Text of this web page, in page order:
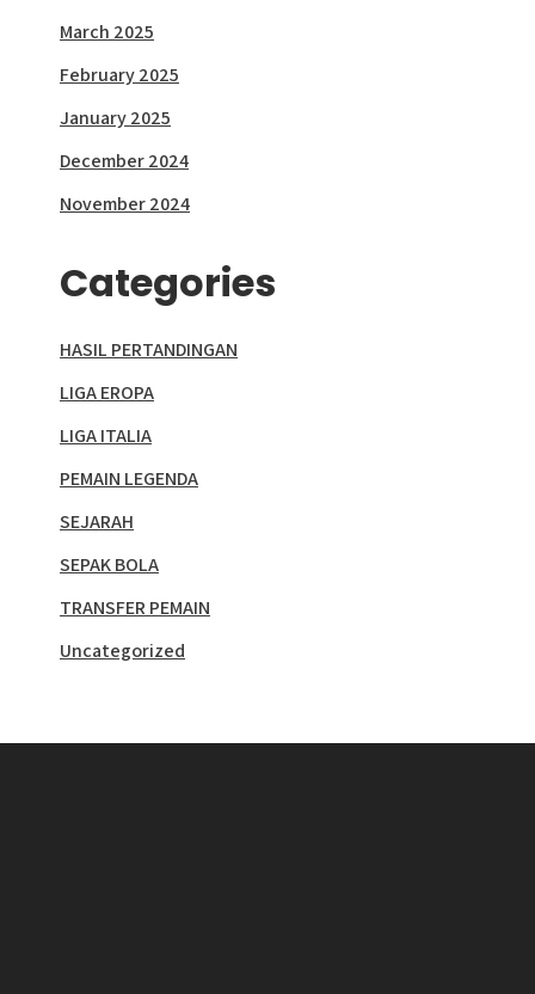
March 2025
February 2025
January 2025
December 2024
November 2024
Categories
HASIL PERTANDINGAN
LIGA EROPA
LIGA ITALIA
PEMAIN LEGENDA
SEJARAH
SEPAK BOLA
TRANSFER PEMAIN
Uncategorized